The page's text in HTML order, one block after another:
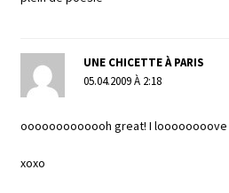
UNE CHICETTE À PARIS
05.04.2009 À 2:18
ooooooooooooh great! I loooooooove
xoxo